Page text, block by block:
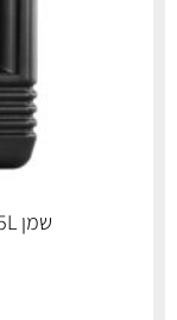
שמן Motul 8100 POWER 5W40 5L